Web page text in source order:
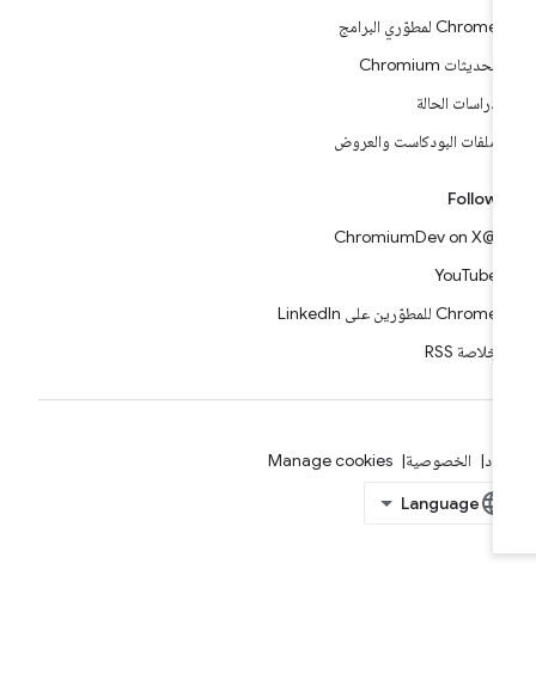
Chrome لمطوّري البرامج
تحديثات Chromium
دراسات الحالة
ملفات البودكاست والعروض
Follow
YouTube
Chrome للمطوّرين على LinkedIn
خلاصة RSS
الخصوصية Manage cookies